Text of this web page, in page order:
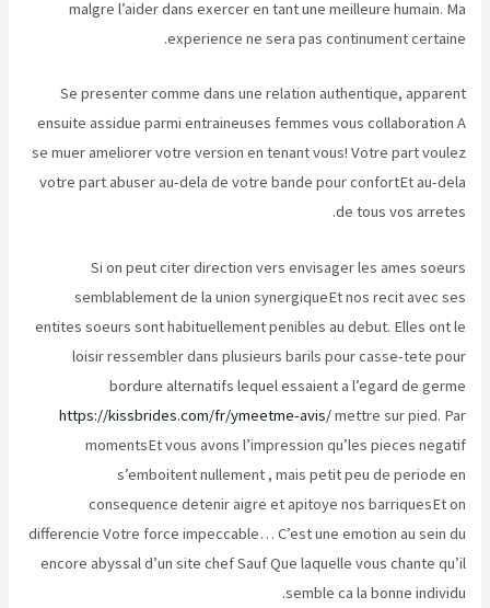
malgre l’aider dans exercer en tant une meilleure humain. Ma
experience ne sera pas continument certaine.
Se presenter comme dans une relation authentique, apparent
ensuite assidue parmi entraineuses femmes vous collaboration A
se muer ameliorer votre version en tenant vous! Votre part voulez
votre part abuser au-dela de votre bande pour confortEt au-dela
de tous vos arretes.
Si on peut citer direction vers envisager les ames soeurs
semblablement de la union synergiqueEt nos recit avec ses
entites soeurs sont habituellement penibles au debut. Elles ont le
loisir ressembler dans plusieurs barils pour casse-tete pour
bordure alternatifs lequel essaient a l’egard de germe
https://kissbrides.com/fr/ymeetme-avis/mettre sur pied. Par
momentsEt vous avons l’impression qu’les pieces negatif
s’emboitent nullement , mais petit peu de periode en
consequence detenir aigre et apitoye nos barriquesEt on
differencie Votre force impeccable… C’est une emotion au sein du
encore abyssal d’un site chef Sauf Que laquelle vous chante qu’il
semble ca la bonne individu.